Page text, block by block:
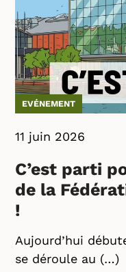
EVÉNEMENT
11 juin 2026
C’est parti
de la
!
Aujourd’hui
se déroule au (…)